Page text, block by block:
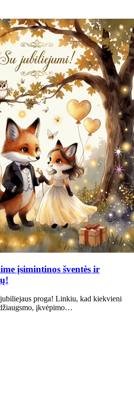
įsimintinos šventės ir
proga! Linkiu, kad kiekvieni
įkvėpimo…